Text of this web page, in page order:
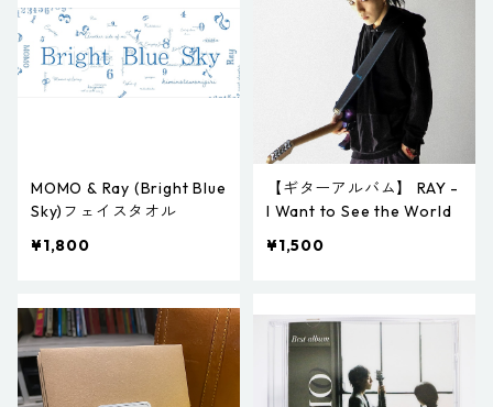
MOMO & Ray (Bright Blue
Sky)フェイスタオル
¥1,800
【ギターアルバム】 RAY -
I Want to See the World
¥1,500